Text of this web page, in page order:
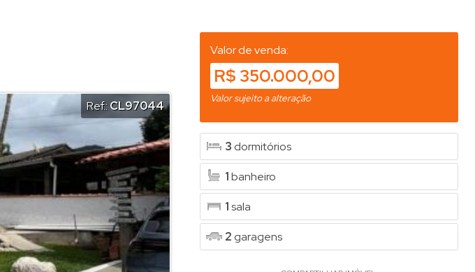
Ref.:CL97044
Valor de venda:
R$ 350.000,00
Valor sujeito a alteração
3 dormitórios
1banheiro
1sala
2 garagens